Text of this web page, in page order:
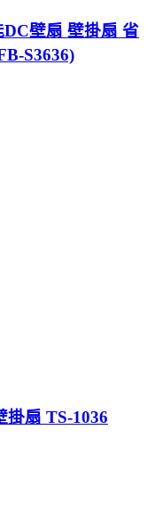
壁扇 壁掛扇 省
S3636)
掛扇 TS-1036